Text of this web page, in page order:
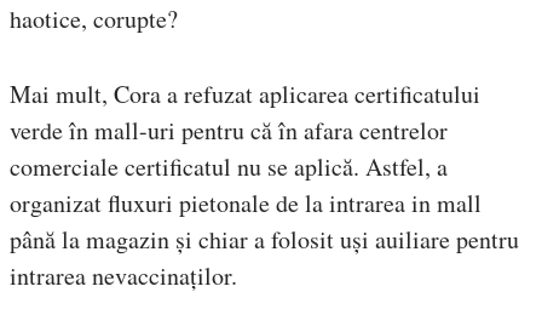
haotice, corupte?
Mai mult, Cora a refuzat aplicarea certificatului
verde în mall-uri pentru că în afara centrelor
comerciale certificatul nu se aplică. Astfel, a
organizat fluxuri pietonale de la intrarea in mall
până la magazin și chiar a folosit uși auiliare pentru
intrarea nevaccinaților.